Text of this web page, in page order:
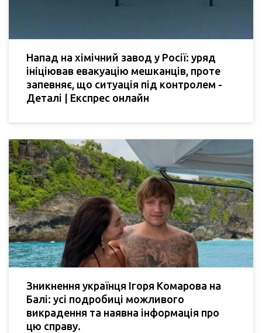
Напад на хімічний завод у Росії: уряд
ініціював евакуацію мешканців, проте
запевняє, що ситуація під контролем -
Деталі | Експрес онлайн
Зникнення українця Ігоря Комарова на
Балі: усі подробиці можливого
викрадення та наявна інформація про
цю справу.